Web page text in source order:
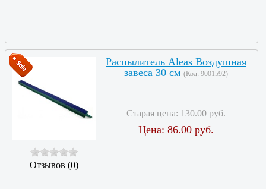
Отзывов (0)
Распылитель Aleas Воздушная
завеса 30 см (Код: 9001592)
Старая цена:130.00 руб.
Цена: 86.00 руб.